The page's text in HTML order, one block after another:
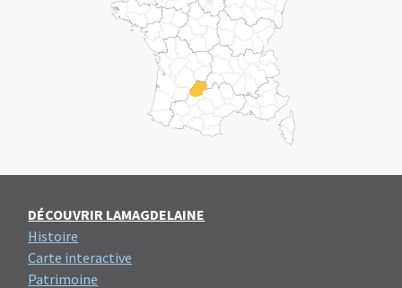
DÉCOUVRIR LAMAGDELAINE
Histoire
Carte interactive
Patrimoine